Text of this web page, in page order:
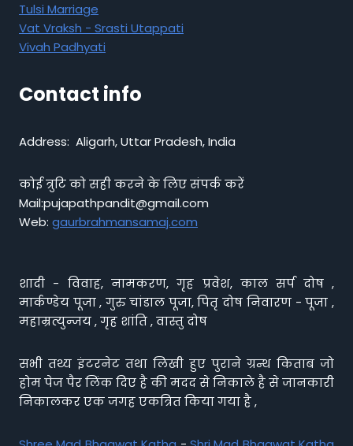
Tulsi Marriage
Vat Vraksh - Srasti Utappati
Vivah Padhyati
Contact info
Address: Aligarh, Uttar Pradesh, India
कोई त्रुटि को सही करने के लिए संपर्क करें
Mail:pujapathpandit@gmail.com
Web: gaurbrahmansamaj.com
शादी - विवाह, नामकरण, गृह प्रवेश, काल सर्प दोष ,
मार्कण्डेय पूजा , गुरु चांडाल पूजा, पितृ दोष निवारण - पूजा ,
महाम्रत्युन्जय , गृह शांति , वास्तु दोष
सभी तथ्य इंटरनेट तथा लिखी हुए पुराने ग्रन्थ किताब जो
होम पेज पैर लिंक दिए है की मदद से निकाले है से जानकारी
निकालकर एक जगह एकत्रित किया गया है ,